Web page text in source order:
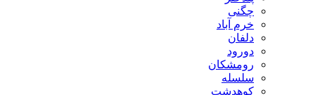
چگنی
خرم آباد
دلفان
دورود
رومشکان
سلسله
کوهدشت